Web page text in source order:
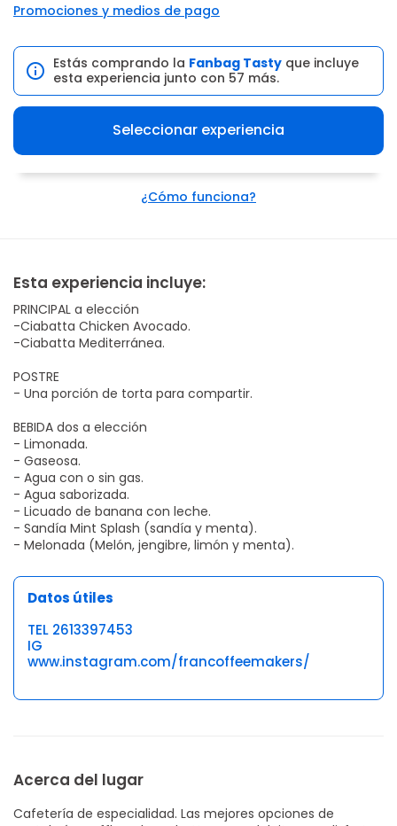
Promociones y medios de pago
Estás comprando la Fanbag Tasty que incluye
esta experiencia junto con 57 más.
Seleccionar experiencia
¿Cómo funciona?
Esta experiencia incluye:
PRINCIPAL a elección
-Ciabatta Chicken Avocado.
-Ciabatta Mediterránea.
POSTRE
- Una porción de torta para compartir.
BEBIDA dos a elección
- Limonada.
- Gaseosa.
- Agua con o sin gas.
- Agua saborizada.
- Licuado de banana con leche.
- Sandía Mint Splash (sandía y menta).
- Melonada (Melón, jengibre, limón y menta).
Datos útiles
TEL 2613397453
IG
www.instagram.com/francoffeemakers/
Acerca del lugar
Cafetería de especialidad. Las mejores opciones de